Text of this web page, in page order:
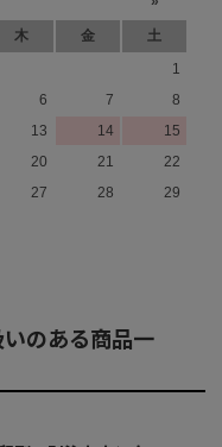
のある商品一